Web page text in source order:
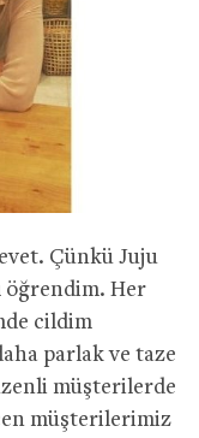
Çünkü Juju
öğrendim. Her
cildim
parlak ve taze
müşterilerde
müşterilerimiz